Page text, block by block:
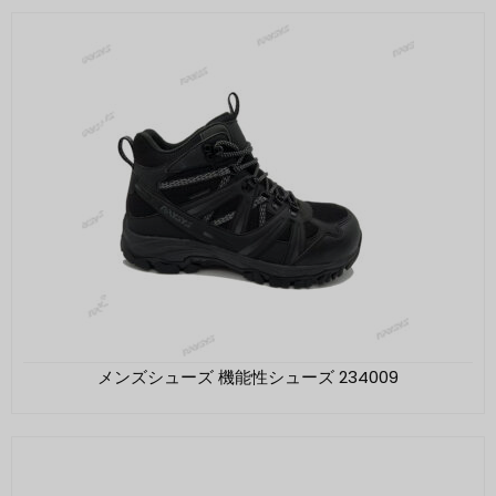
メンズシューズ 機能性シューズ 234009